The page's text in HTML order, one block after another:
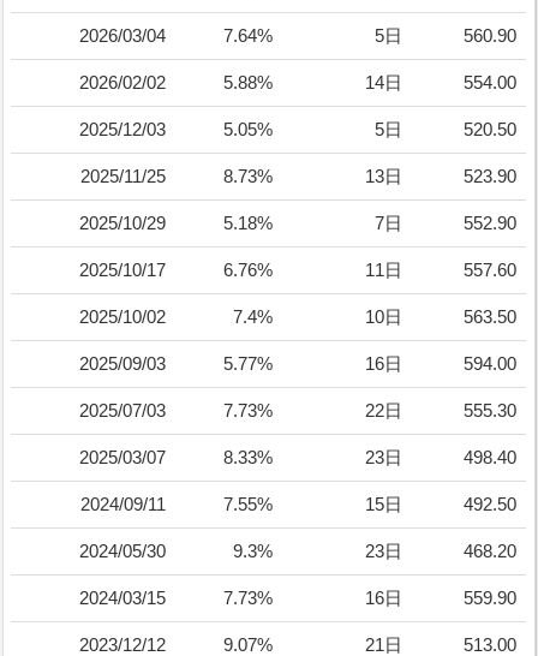
2026/03/04 7.64% 5日 560.90
2026/02/02 5.88% 14日 554.00
2025/12/03 5.05% 5日 520.50
2025/11/25 8.73% 13日 523.90
2025/10/29 5.18% 7日 552.90
2025/10/17 6.76% 11日 557.60
2025/10/02 7.4% 10日 563.50
2025/09/03 5.77% 16日 594.00
2025/07/03 7.73% 22日 555.30
2025/03/07 8.33% 23日 498.40
2024/09/11 7.55% 15日 492.50
2024/05/30 9.3% 23日 468.20
2024/03/15 7.73% 16日 559.90
2023/12/12 9.07% 21日 513.00